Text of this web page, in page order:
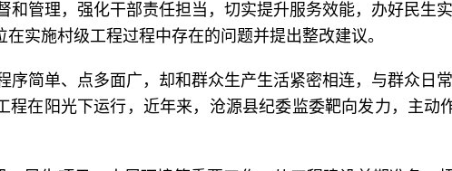
和管理，强化干部责任担当，切实提升服务效能，办好民
实施村级工程过程中存在的问题并提出整改建议。
序简单、点多面广，却和群众生产生活紧密相连，与群众日
程在阳光下运行，近年来，沧源县纪委监委靶向发力，主动